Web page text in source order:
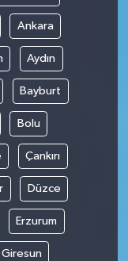
Ankara
Aydın
Bayburt
Bolu
Çankırı
Düzce
Erzurum
Giresun